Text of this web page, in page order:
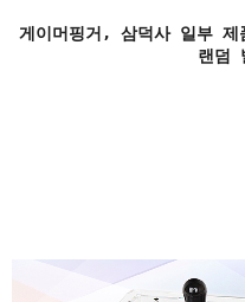
게이머핑거, 삼덕사 일부
랜덤